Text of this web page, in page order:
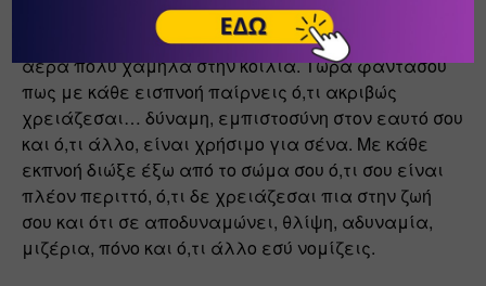
Κλείσε τα μάτια και ανάπνευσε βαθιά και αργά
για λίγα λεπτά, φροντίζοντας να κατεβάζεις τον
αέρα πολύ χαμηλά στην κοιλιά. Τώρα φαντάσου
πως με κάθε εισπνοή παίρνεις ό,τι ακριβώς
χρειάζεσαι… δύναμη, εμπιστοσύνη στον εαυτό σου
και ό,τι άλλο, είναι χρήσιμο για σένα. Με κάθε
εκπνοή διώξε έξω από το σώμα σου ό,τι σου είναι
πλέον περιττό, ό,τι δε χρειάζεσαι πια στην ζωή
σου και ότι σε αποδυναμώνει, θλίψη, αδυναμία,
μιζέρια, πόνο και ό,τι άλλο εσύ νομίζεις.